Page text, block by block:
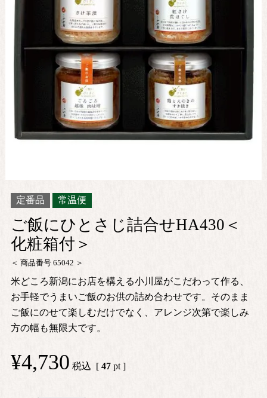
定番品 常温便
ご飯にひとさじ詰合せHA430＜
化粧箱付＞
商品番号 65042
米どころ新潟にお店を構える小川屋がこだわって作る、
お手軽でうまいご飯のお供の詰め合わせです。そのまま
ご飯にのせて楽しむだけでなく、アレンジ次第で楽しみ
方の幅も無限大です。
¥4,730 税込 [ 47 pt ]